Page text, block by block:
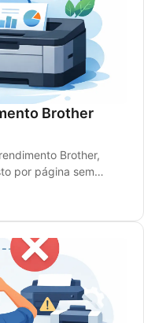
Brother
Brother,
por página sem